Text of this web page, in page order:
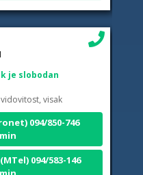
visak
094/850-746
094/583-146